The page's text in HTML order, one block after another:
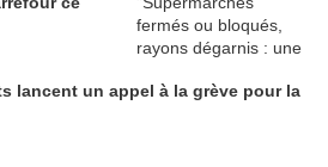
lancent un appel à la grève pour la